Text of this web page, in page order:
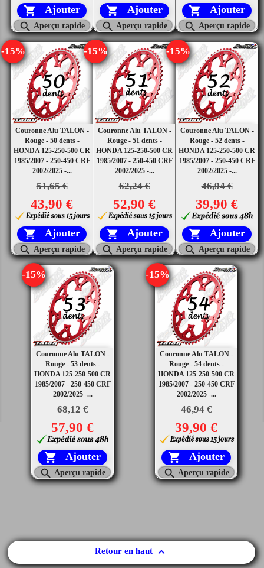
 Ajouter
 Aperçu rapide
 Ajouter
 Aperçu rapide
 Ajouter
 Aperçu rapide
Couronne Alu TALON -
Rouge - 50 dents -
HONDA 125-250-500 CR
1985/2007 - 250-450 CRF
2002/2025 -...
51,65 €
-15%
43,90 €
 Ajouter
 Aperçu rapide
Couronne Alu TALON -
Rouge - 51 dents -
HONDA 125-250-500 CR
1985/2007 - 250-450 CRF
2002/2025 -...
62,24 €
-15%
52,90 €
 Ajouter
 Aperçu rapide
Couronne Alu TALON -
Rouge - 52 dents -
HONDA 125-250-500 CR
1985/2007 - 250-450 CRF
2002/2025 -...
46,94 €
-15%
39,90 €
 Ajouter
 Aperçu rapide
Couronne Alu TALON -
Rouge - 53 dents -
HONDA 125-250-500 CR
1985/2007 - 250-450 CRF
2002/2025 -...
68,12 €
-15%
57,90 €
 Ajouter
 Aperçu rapide
Couronne Alu TALON -
Rouge - 54 dents -
HONDA 125-250-500 CR
1985/2007 - 250-450 CRF
2002/2025 -...
46,94 €
-15%
39,90 €
 Ajouter
 Aperçu rapide
Retour en haut 